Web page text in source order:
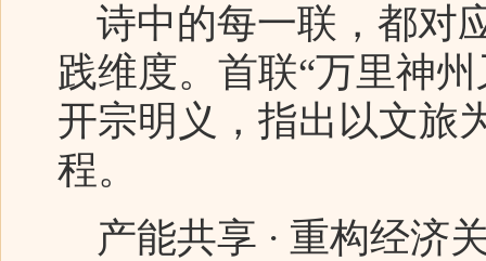
诗中的每一联，都对
践维度。首联“万里神
开宗明义，指出以文旅
程。
产能共享 · 重构经济